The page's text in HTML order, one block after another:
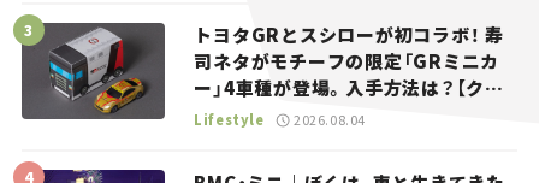
トヨタGRとスシローが初コラボ！ 寿
司ネタがモチーフの限定「GRミニカ
ー」4車種が登場。入手方法は？【クル
マとホビー】
Lifestyle 2026.08.04